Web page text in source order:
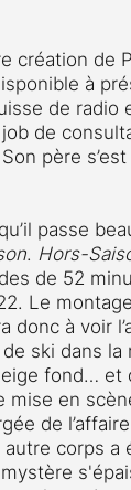
création de
à
de radio
de
père
passe
. Hors-
de 52
Le
à voir
ski dans
fond… et
en
de
corps